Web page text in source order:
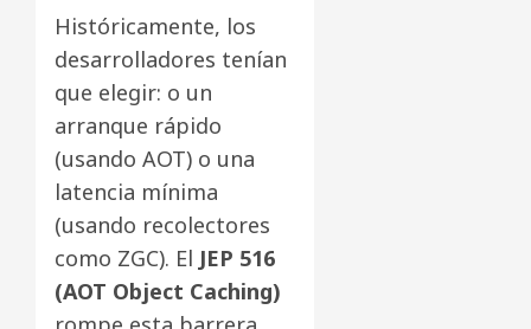
Históricamente, los
desarrolladores tenían
que elegir: o un
arranque rápido
(usando AOT) o una
latencia mínima
(usando recolectores
como ZGC). El JEP 516
(AOT Object Caching)